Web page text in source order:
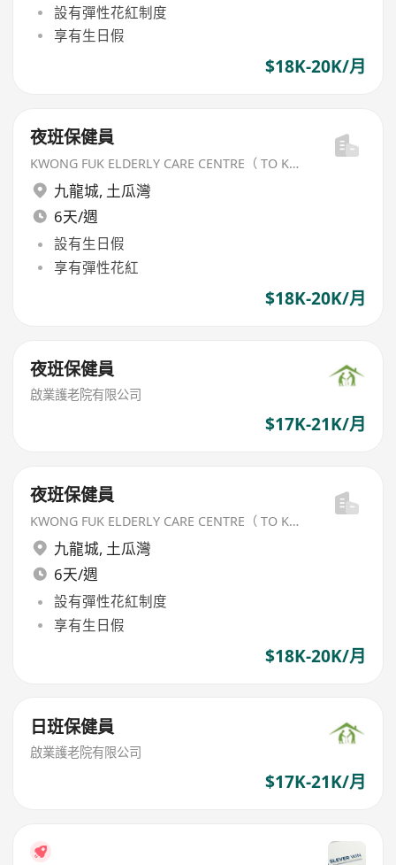
設有彈性花紅制度
享有生日假
$18K-20K/月
夜班保健員
KWONG FUK ELDERLY CARE CENTRE（ TO KWA WAN) LIMITED
九龍城, 土瓜灣
6天/週
設有生日假
享有彈性花紅
$18K-20K/月
夜班保健員
啟業護老院有限公司
$17K-21K/月
夜班保健員
KWONG FUK ELDERLY CARE CENTRE（ TO KWA WAN) LIMITED
九龍城, 土瓜灣
6天/週
設有彈性花紅制度
享有生日假
$18K-20K/月
日班保健員
啟業護老院有限公司
$17K-21K/月